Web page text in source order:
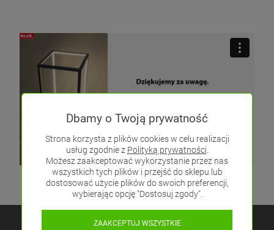
Dbamy o Twoją prywatność
Strona korzysta z plików cookies w celu realizacji
usług zgodnie z Polityką prywatności.
Możesz zaakceptować wykorzystanie przez nas
wszystkich tych plików i przejść do sklepu lub
dostosować użycie plików do swoich preferencji,
wybierając opcję "Dostosuj zgody".
ZAAKCEPTUJ WSZYSTKIE